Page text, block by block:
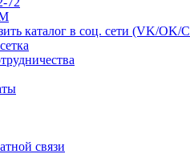
каталог в соц. сети (VK/OK/
связи